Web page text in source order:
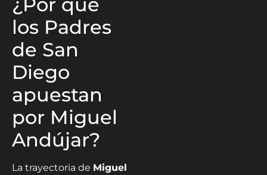
los Padres
de San
Diego
apuestan
por Miguel
Andújar?
La trayectoria de Miguel